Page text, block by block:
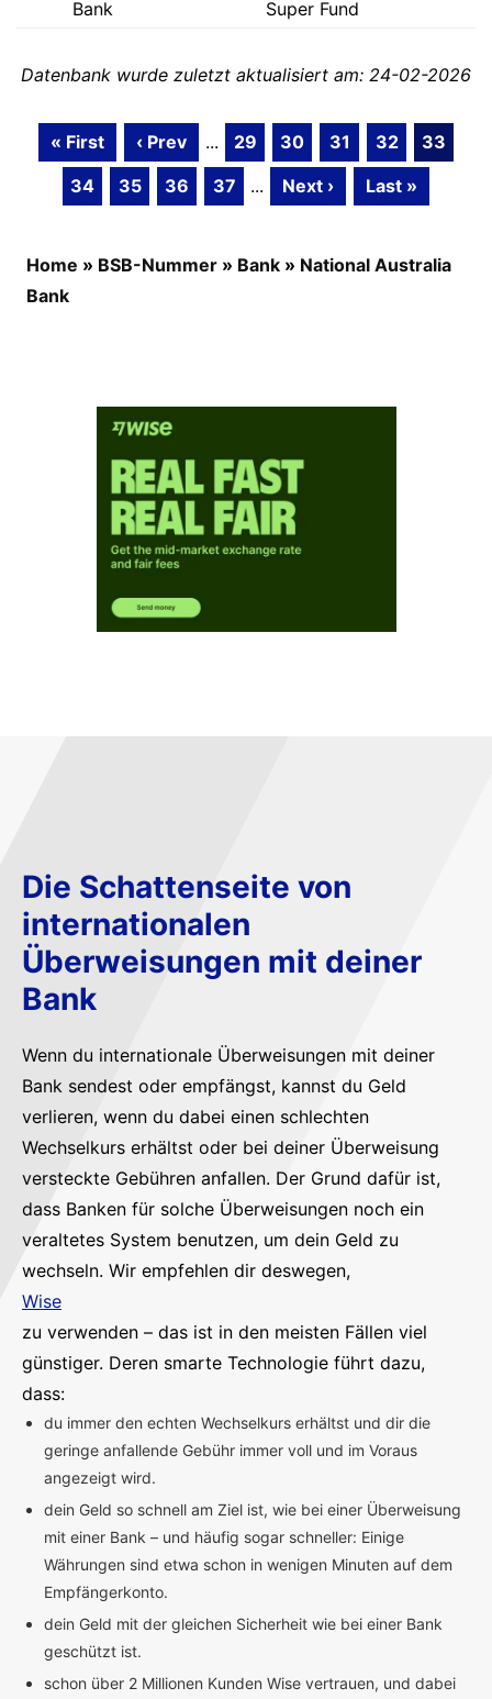
Bank Super Fund
Datenbank wurde zuletzt aktualisiert am: 24-02-2026
« First ‹ Prev ... 29 30 31 32
33
34
35 36 37 ... Next › Last »
Home » BSB-Nummer » Bank » National Australia
Bank
Die Schattenseite von
internationalen
Überweisungen mit deiner
Bank
Wenn du internationale Überweisungen mit deiner
Bank sendest oder empfängst, kannst du Geld
verlieren, wenn du dabei einen schlechten
Wechselkurs erhältst oder bei deiner Überweisung
versteckte Gebühren anfallen. Der Grund dafür ist,
dass Banken für solche Überweisungen noch ein
veraltetes System benutzen, um dein Geld zu
wechseln. Wir empfehlen dir deswegen,
Wise
zu verwenden – das ist in den meisten Fällen viel
günstiger. Deren smarte Technologie führt dazu,
dass:
du immer den echten Wechselkurs erhältst und dir die
geringe anfallende Gebühr immer voll und im Voraus
angezeigt wird.
dein Geld so schnell am Ziel ist, wie bei einer Überweisung
mit einer Bank – und häufig sogar schneller: Einige
Währungen sind etwa schon in wenigen Minuten auf dem
Empfängerkonto.
dein Geld mit der gleichen Sicherheit wie bei einer Bank
geschützt ist.
schon über 2 Millionen Kunden Wise vertrauen, und dabei